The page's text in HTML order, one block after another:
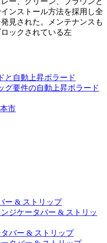
ンストール方法を採用し全
見された。メンテナンスも
ックされている左
と自動上昇ボラード
グ要件の自動上昇ボラード
市
ー & ストリップ
ジケータバー & ストリッ
バー & ストリップ